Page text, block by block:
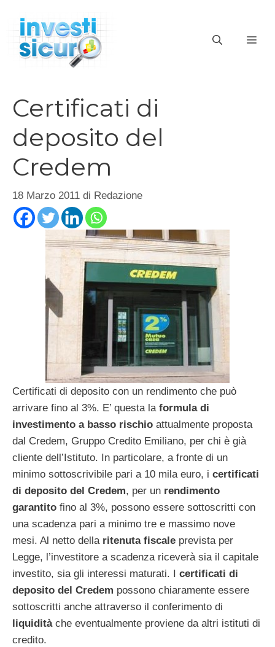
contenuto
Certificati di
deposito del
Credem
18 Marzo 2011 di Redazione
Certificati di deposito con un rendimento che può
arrivare fino al 3%. E’ questa la formula di
investimento a basso rischio attualmente proposta
dal Credem, Gruppo Credito Emiliano, per chi è già
cliente dell’Istituto. In particolare, a fronte di un
minimo sottoscrivibile pari a 10 mila euro, i certificati
di deposito del Credem, per un rendimento
garantito fino al 3%, possono essere sottoscritti con
una scadenza pari a minimo tre e massimo nove
mesi. Al netto della ritenuta fiscale prevista per
Legge, l’investitore a scadenza riceverà sia il capitale
investito, sia gli interessi maturati. I certificati di
deposito del Credem possono chiaramente essere
sottoscritti anche attraverso il conferimento di
liquiditàche eventualmente proviene da altri istituti di
credito.